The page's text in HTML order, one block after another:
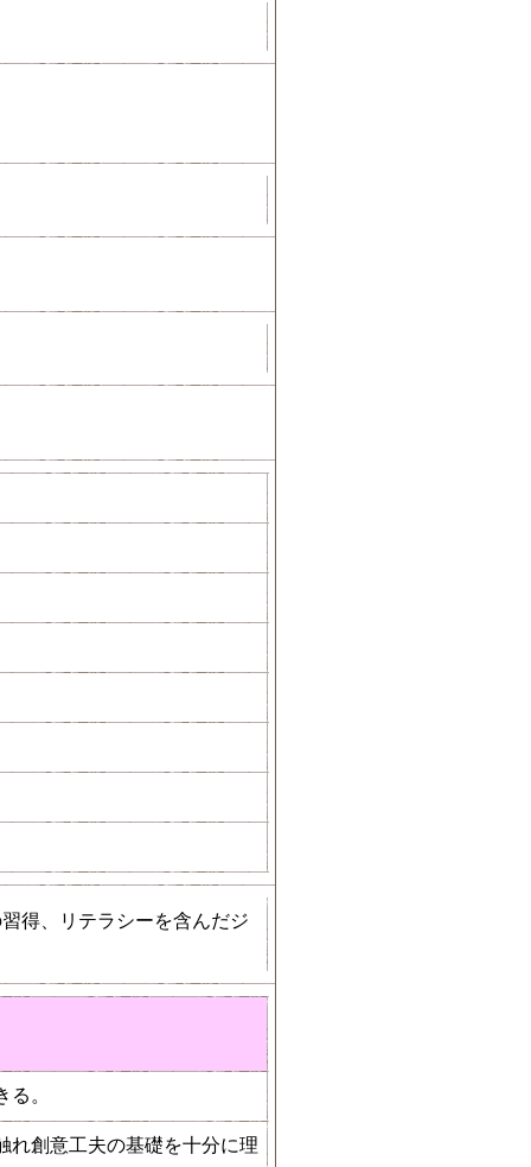
得、リテラシーを含んだジ
。
れ創意工夫の基礎を十分に理